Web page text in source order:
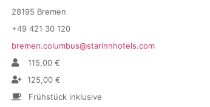
28195 Bremen
+49 421 30 120
bremen.columbus@starinnhotels.com
115,00 €
125,00 €
Frühstück inklusive